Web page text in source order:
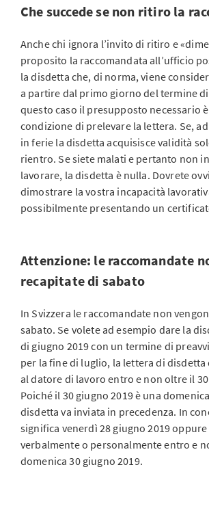
Che succede se non ritiro la
Anche chi ignora l’invito di ritiro e
proposito la raccomandata all’ufficio
la disdetta che, di norma, viene
a partire dal primo giorno del termine
questo caso il presupposto necessario
condizione di prelevare la lettera. Se,
in ferie la disdetta acquisisce validità
rientro. Se siete malati e pertanto non
lavorare, la disdetta è nulla. Dovrete
dimostrare la vostra incapacità
possibilmente presentando un
Attenzione: le raccomandate
recapitate di sabato
In Svizzera le raccomandate non
sabato. Se volete ad esempio dare la
di giugno 2019 con un termine di
per la fine di luglio, la lettera di disdetta
al datore di lavoro entro e non oltre il
Poiché il 30 giugno 2019 è una
disdetta va inviata in precedenza. In
significa venerdì 28 giugno 2019 oppure
verbalmente o personalmente entro e
domenica 30 giugno 2019.